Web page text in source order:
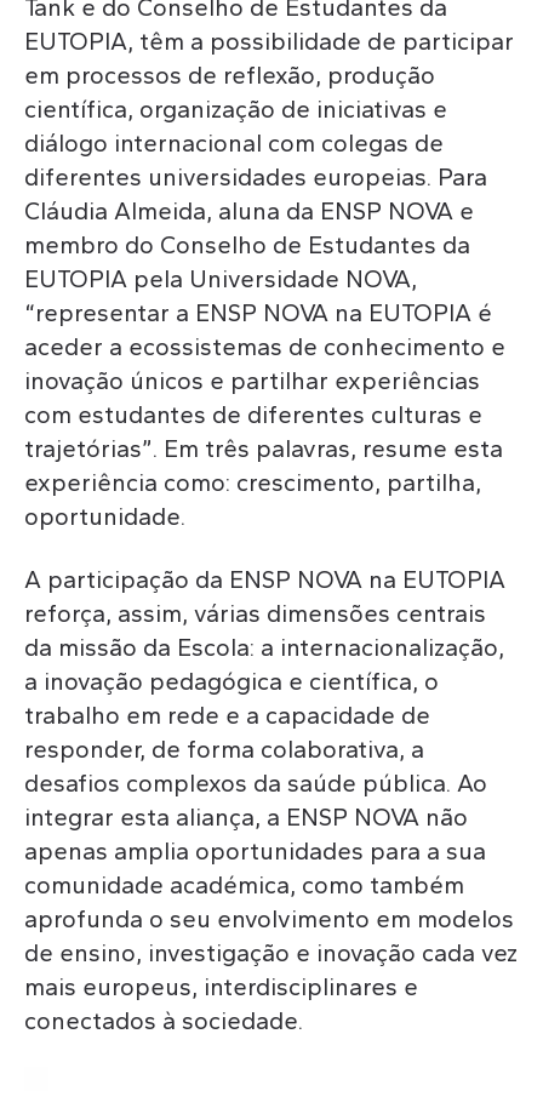
Tank e do Conselho de Estudantes da
EUTOPIA, têm a possibilidade de participar
em processos de reflexão, produção
científica, organização de iniciativas e
diálogo internacional com colegas de
diferentes universidades europeias. Para
Cláudia Almeida, aluna da ENSP NOVA e
membro do Conselho de Estudantes da
EUTOPIA pela Universidade NOVA,
“representar a ENSP NOVA na EUTOPIA é
aceder a ecossistemas de conhecimento e
inovação únicos e partilhar experiências
com estudantes de diferentes culturas e
trajetórias”. Em três palavras, resume esta
experiência como: crescimento, partilha,
oportunidade.
A participação da ENSP NOVA na EUTOPIA
reforça, assim, várias dimensões centrais
da missão da Escola: a internacionalização,
a inovação pedagógica e científica, o
trabalho em rede e a capacidade de
responder, de forma colaborativa, a
desafios complexos da saúde pública. Ao
integrar esta aliança, a ENSP NOVA não
apenas amplia oportunidades para a sua
comunidade académica, como também
aprofunda o seu envolvimento em modelos
de ensino, investigação e inovação cada vez
mais europeus, interdisciplinares e
conectados à sociedade.